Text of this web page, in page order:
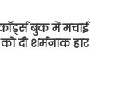
बुक में मचाई
दी शर्मनाक हार